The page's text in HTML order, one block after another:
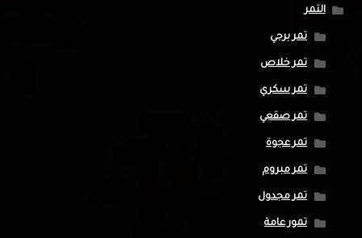
التمر
تمر برحي
تمر خلاص
تمر سكري
تمر صقعي
تمر عجوة
تمر مبروم
تمر مجدول
تمور عامة